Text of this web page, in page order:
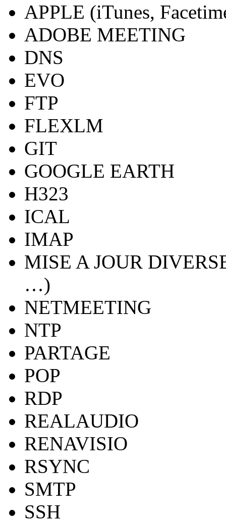
APPLE (iTunes,
ADOBE MEETING
DNS
EVO
FTP
FLEXLM
GIT
GOOGLE EARTH
H323
ICAL
IMAP
MISE A JOUR
…)
NETMEETING
NTP
PARTAGE
POP
RDP
REALAUDIO
RENAVISIO
RSYNC
SMTP
SSH